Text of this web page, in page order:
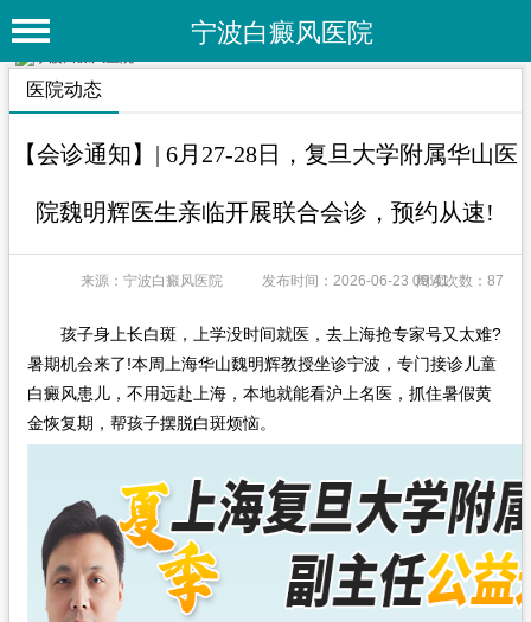
宁波白癜风医院
首 页
专家团队
特色疗法
白癜风常识
白癜风人群
白癜风部位
在线问诊
医院动态
【会诊通知】| 6月27-28日，复旦大学附属华山医
院魏明辉医生亲临开展联合会诊，预约从速!
来源：宁波白癜风医院 发布时间：2026-06-23 09:41阅读次数：87
孩子身上长白斑，上学没时间就医，去上海抢专家号又太难?
暑期机会来了!本周上海华山魏明辉教授坐诊宁波，专门接诊儿童
白癜风患儿，不用远赴上海，本地就能看沪上名医，抓住暑假黄
金恢复期，帮孩子摆脱白斑烦恼。